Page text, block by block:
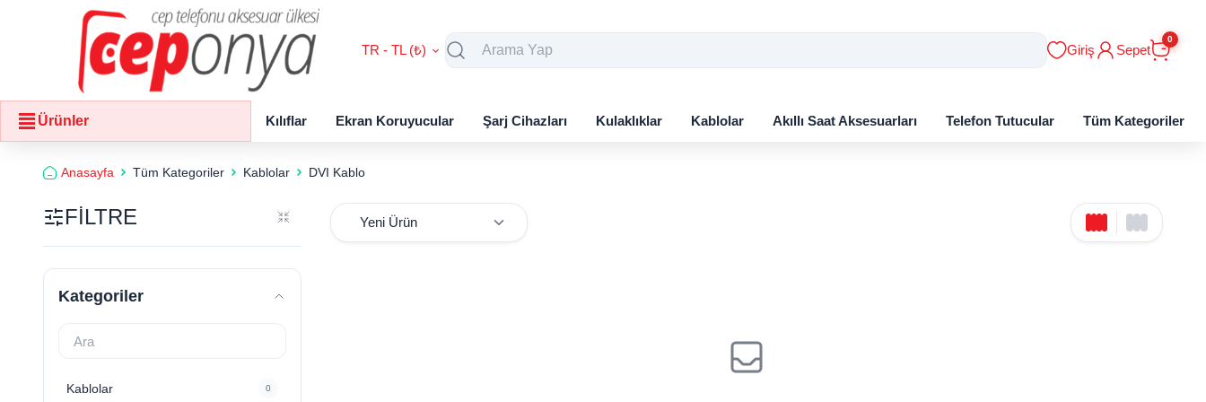
TR - TL (₺) Giriş Sepet
0
Ürünler Kılıflar Ekran Koruyucular Şarj Cihazları Kulaklıklar Kablolar Akıllı Saat Aksesuarları Telefon Tutucular Tüm Kategoriler
Anasayfa Tüm Kategoriler Kablolar DVI Kablo
FİLTRE
Kategoriler
Kablolar 0